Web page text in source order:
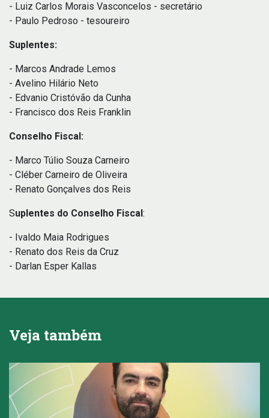
- Luiz Carlos Morais Vasconcelos - secretário
- Paulo Pedroso - tesoureiro
Suplentes:
- Marcos Andrade Lemos
- Avelino Hilário Neto
- Edvanio Cristóvão da Cunha
- Francisco dos Reis Franklin
Conselho Fiscal:
- Marco Túlio Souza Carneiro
- Cléber Carneiro de Oliveira
- Renato Gonçalves dos Reis
Suplentes do Conselho Fiscal :
- Ivaldo Maia Rodrigues
- Renato dos Reis da Cruz
- Darlan Esper Kallas
Veja também